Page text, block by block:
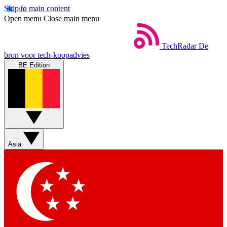
Skip to main content
Open menu Close main menu
TechRadar De
bron voor tech-koopadvies
BE Edition
Asia